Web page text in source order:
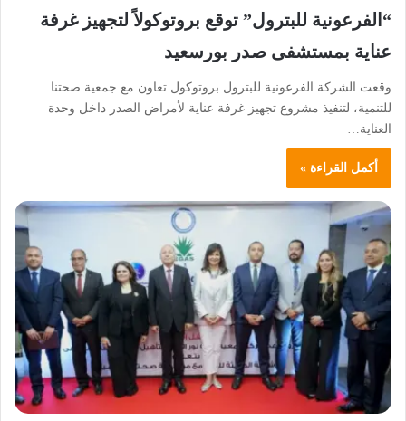
“الفرعونية للبترول” توقع بروتوكولاً لتجهيز غرفة
عناية بمستشفى صدر بورسعيد
وقعت الشركة الفرعونية للبترول بروتوكول تعاون مع جمعية صحتنا
للتنمية، لتنفيذ مشروع تجهيز غرفة عناية لأمراض الصدر داخل وحدة
العناية…
أكمل القراءة »